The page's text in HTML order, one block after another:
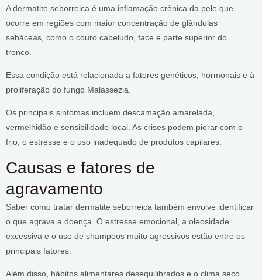
A dermatite seborreica é uma inflamação crônica da pele que
ocorre em regiões com maior concentração de glândulas
sebáceas, como o couro cabeludo, face e parte superior do
tronco.
Essa condição está relacionada a fatores genéticos, hormonais e à
proliferação do fungo Malassezia.
Os principais sintomas incluem descamação amarelada,
vermelhidão e sensibilidade local. As crises podem piorar com o
frio, o estresse e o uso inadequado de produtos capilares.
Causas e fatores de
agravamento
Saber como tratar dermatite seborreica também envolve identificar
o que agrava a doença. O estresse emocional, a oleosidade
excessiva e o uso de shampoos muito agressivos estão entre os
principais fatores.
Além disso, hábitos alimentares desequilibrados e o clima seco